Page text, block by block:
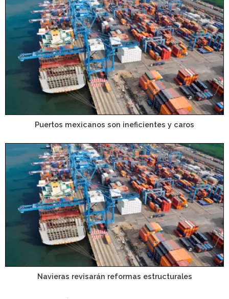
Puertos mexicanos son ineficientes y caros
Navieras revisarán reformas estructurales